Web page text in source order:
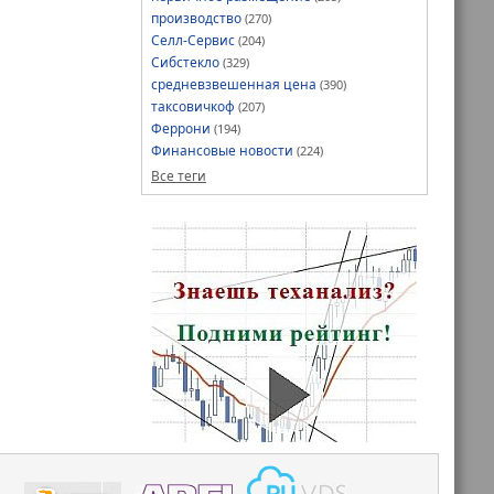
производство (270)
Селл-Сервис (204)
Сибстекло (329)
средневзвешенная цена (390)
таксовичкоф (207)
Феррони (194)
Финансовые новости (224)
Все теги